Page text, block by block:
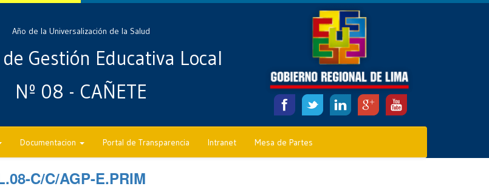
Año de la Universalización de la Salud
Gestión Educativa Local
Nº 08 - CAÑETE
Documentacion Portal de Transparencia Intranet Mesa de Partes
C/C/AGP-E.PRIM